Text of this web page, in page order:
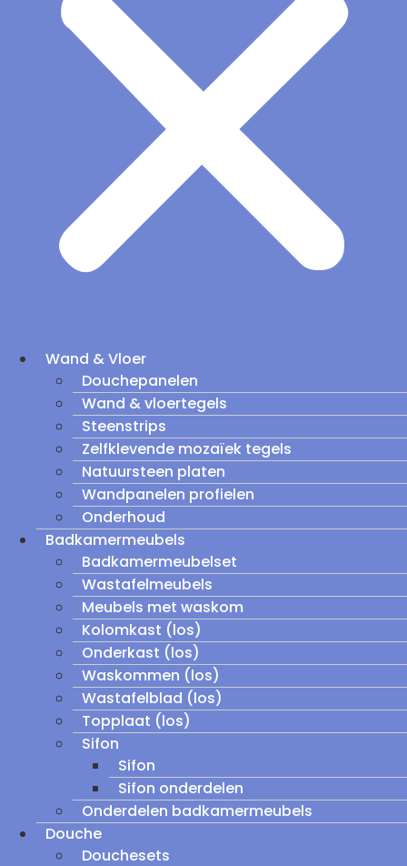
Wand & Vloer
Douchepanelen
Wand & vloertegels
Steenstrips
Zelfklevende mozaïek tegels
Natuursteen platen
Wandpanelen profielen
Onderhoud
Badkamermeubels
Badkamermeubelset
Wastafelmeubels
Meubels met waskom
Kolomkast (los)
Onderkast (los)
Waskommen (los)
Wastafelblad (los)
Topplaat (los)
Sifon
Sifon
Sifon onderdelen
Onderdelen badkamermeubels
Douche
Douchesets